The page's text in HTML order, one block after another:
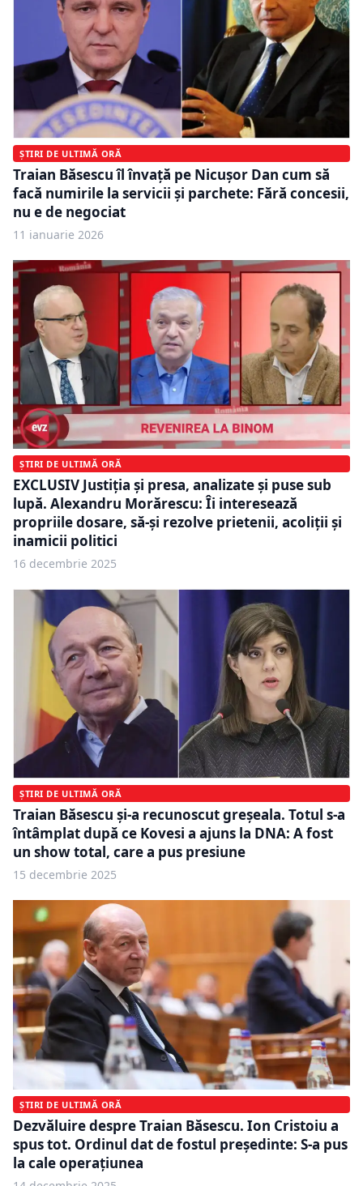
ȘTIRI DE ULTIMĂ ORĂ
Traian Băsescu îl învață pe Nicușor Dan cum să
facă numirile la servicii și parchete: Fără concesii,
nu e de negociat
11 ianuarie 2026
ȘTIRI DE ULTIMĂ ORĂ
EXCLUSIV Justiția și presa, analizate și puse sub
lupă. Alexandru Morărescu: Îi interesează
propriile dosare, să-și rezolve prietenii, acoliții și
inamicii politici
16 decembrie 2025
ȘTIRI DE ULTIMĂ ORĂ
Traian Băsescu și-a recunoscut greșeala. Totul s-a
întâmplat după ce Kovesi a ajuns la DNA: A fost
un show total, care a pus presiune
15 decembrie 2025
ȘTIRI DE ULTIMĂ ORĂ
Dezvăluire despre Traian Băsescu. Ion Cristoiu a
spus tot. Ordinul dat de fostul președinte: S-a pus
la cale operațiunea